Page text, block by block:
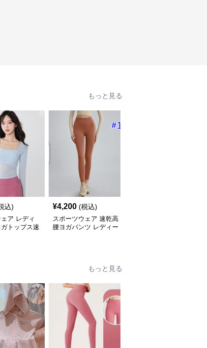
もっと見る
込)
ア レディ
トップス速
¥4,200 (税込)
スポーツウェア 速乾高
腰ヨガパンツ レディー
もっと見る